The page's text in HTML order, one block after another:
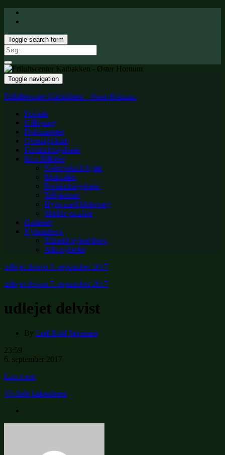
Toggle search form
Search
for:
Toggle navigation
Friluftscenter Katbakken – Øster Hornum
Forside
Udlejning
Dokumenter
Oversigtskort
Forhindringsbane
Info-Billeder
Natur/teknik hytte
Multtoilet
Forhindringsbane
Teltpladser
Hytte med klatrevæg
Shelter-område
Gallerier
Nyhedsbrev
Tilmeld nyhedsbrev
Alle nyheder
udlejet delvist 3. september 2017
udlejet delvist 7. september 2017
udlejet delvist
By Leif Bohl Sørensen
udlejet
delvist
23:59
6. september 2017
Læs mere
Vis hele kalenderen